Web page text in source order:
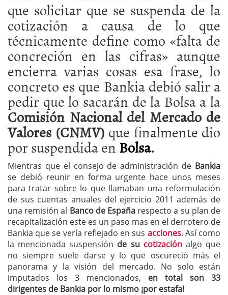
que solicitar que se suspenda de la
cotización a causa de lo que
técnicamente define como «falta de
concreción en las cifras» aunque
encierra varias cosas esa frase, lo
concreto es que Bankia debió salir a
pedir que lo sacarán de la Bolsa a la
Comisión Nacional del Mercado de
Valores (CNMV) que finalmente dio
por suspendida enBolsa.
Mientras que el consejo de administración de Bankia
se debió reunir en forma urgente hace unos meses
para tratar sobre lo que llamaban una reformulación
de sus cuentas anuales del ejercicio 2011 además de
una remisión al Banco de España respecto a su plan de
recapitalización este es un paso mas en el derrotero de
Bankia que se vería reflejado en sus acciones.Así como
la mencionada suspensión de su cotizaciónalgo que
no siempre suele darse y lo que oscureció más el
panorama y la visión del mercado. No solo están
imputados los 3 mencionados, en total son 33
dirigentes de Bankia por lo mismo ¡por estafa!